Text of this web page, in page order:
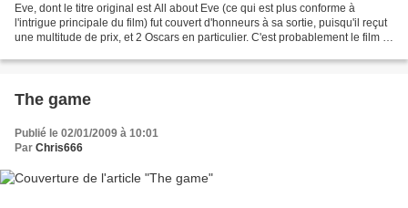
Eve, dont le titre original est All about Eve (ce qui est plus conforme à
l'intrigue principale du film) fut couvert d'honneurs à sa sortie, puisqu'il reçut
une multitude de prix, et 2 Oscars en particulier. C'est probablement le film le
The game
Publié le 02/01/2009 à 10:01
Par Chris666